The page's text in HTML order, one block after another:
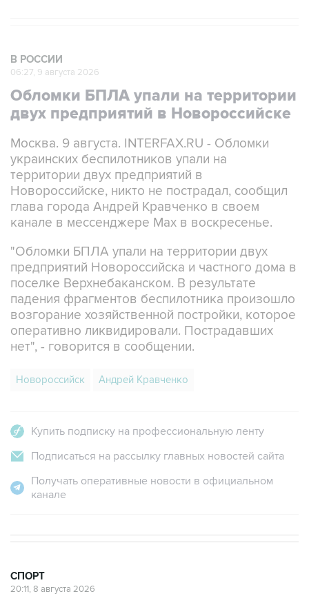
В РОССИИ
06:27, 9 августа 2026
Обломки БПЛА упали на территории
двух предприятий в Новороссийске
Москва. 9 августа. INTERFAX.RU - Обломки
украинских беспилотников упали на
территории двух предприятий в
Новороссийске, никто не пострадал, сообщил
глава города Андрей Кравченко в своем
канале в мессенджере Max в воскресенье.
"Обломки БПЛА упали на территории двух
предприятий Новороссийска и частного дома в
поселке Верхнебаканском. В результате
падения фрагментов беспилотника произошло
возгорание хозяйственной постройки, которое
оперативно ликвидировали. Пострадавших
нет", - говорится в сообщении.
Новороссийск Андрей Кравченко
Купить подписку на профессиональную ленту
Подписаться на рассылку главных новостей сайта
Получать оперативные новости в официальном
канале
СПОРТ
20:11, 8 августа 2026